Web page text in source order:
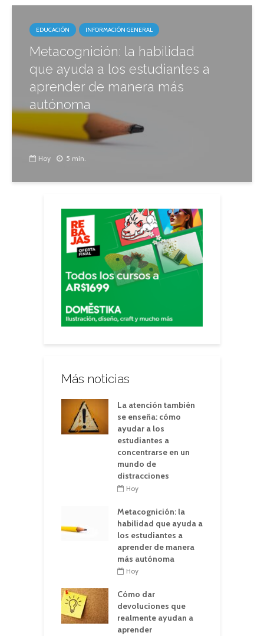
EDUCACIÓN INFORMACIÓN GENERAL
Metacognición: la habilidad
que ayuda a los estudiantes a
aprender de manera más
autónoma
Hoy 5 min.
Más noticias
La atención también
se enseña: cómo
ayudar a los
estudiantes a
concentrarse en un
mundo de
distracciones
Hoy
Metacognición: la
habilidad que ayuda a
los estudiantes a
aprender de manera
más autónoma
Hoy
Cómo dar
devoluciones que
realmente ayudan a
aprender